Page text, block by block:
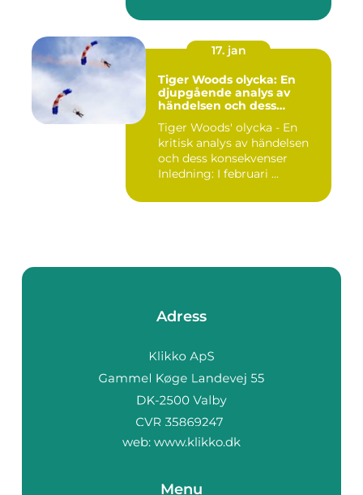
17. jan
Tiger Woods olycka: En
djupgående analys av
händelsen och dess
Tiger Woods' olycka - En
kritisk analys av händelsen
och dess konsekvenser
Inledning: I februari ...
Adress
web: www.klikko.dk
Menu